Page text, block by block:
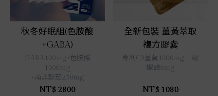
立即選購
秋冬好眠組(色胺酸
+GABA)
GABA100mg+色胺酸
1000mg
+南非醉茄250mg
NT$ 2800
立即選購
全新包裝 薑黃萃取
複方膠囊
專利C3薑黃1000mg + 胡
椒鹼8mg
NT$ 1080